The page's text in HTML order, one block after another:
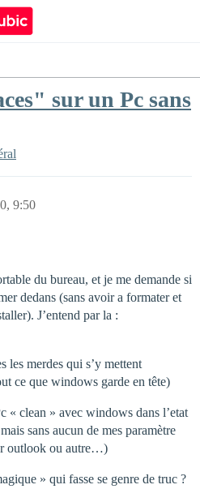
sur un Pc sans
9:50
du bureau, et je me demande si
dedans (sans avoir a formater et
J’entend par la :
les merdes qui s’y mettent
ce que windows garde en tête)
« clean » avec windows dans l’etat
sans aucun de mes paramètre
outlook ou autre…)
» qui fasse se genre de truc ?